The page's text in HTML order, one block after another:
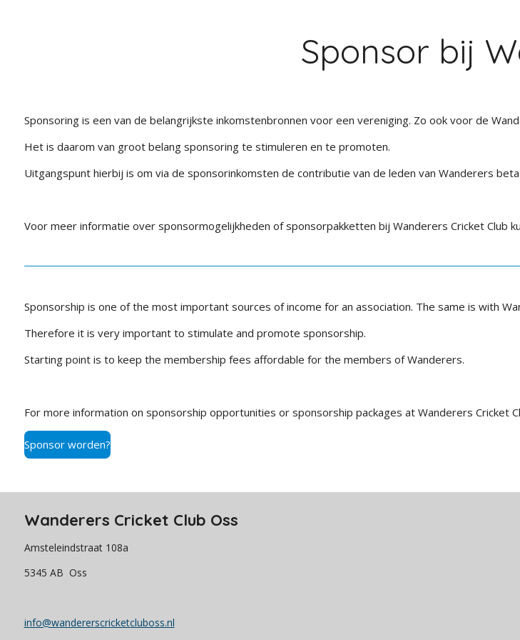
Sponsor bij
Sponsoring is een van de belangrijkste inkomstenbronnen voor een vereniging. Zo ook voor de
Het is daarom van groot belang sponsoring te stimuleren en te promoten.
Uitgangspunt hierbij is om via de sponsorinkomsten de contributie van de leden van Wanderers
Voor meer informatie over sponsormogelijkheden of sponsorpakketten bij Wanderers Cricket Club
Sponsorship is one of the most important sources of income for an association. The same is with
Therefore it is very important to stimulate and promote sponsorship.
Starting point is to keep the membership fees affordable for the members of Wanderers.
For more information on sponsorship opportunities or sponsorship packages at Wanderers Cricket
Sponsor worden?
Wanderers Cricket Club Oss
Amsteleindstraat 108a
5345 AB Oss
info@wandererscricketcluboss.nl